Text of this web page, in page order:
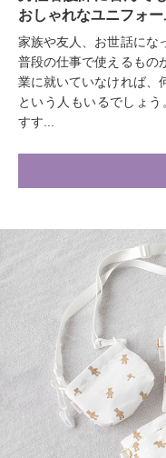
おしゃれなユニフォー
家族や友人、お世話にな
普段の仕事で使えるもの
業に就いていなければ、
という人もいるでしょ
すす...